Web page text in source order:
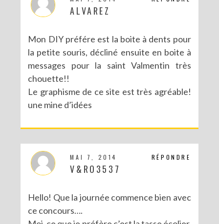
ALVAREZ
Mon DIY préfére est la boite à dents pour
la petite souris, décliné ensuite en boite à
messages pour la saint Valmentin très
chouette!!
Le graphisme de ce site est très agréable!
une mine d’idées
RÉPONDRE
MAI 7, 2014
V&RO3537
Hello! Que la journée commence bien avec
ce concours….